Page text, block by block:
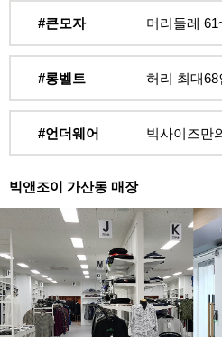
#큰모자 머리둘레
#롱벨트 허리 최대68
#언더웨어 빅사이즈만
빅앤조이 가산동 매장